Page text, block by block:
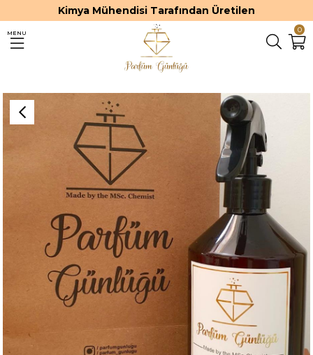
Kimya Mühendisi Tarafından Üretilen
0
MENU